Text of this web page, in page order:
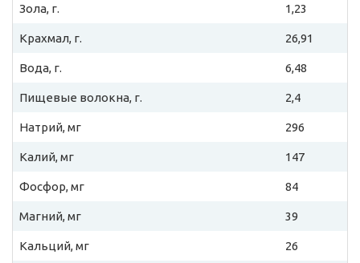
Зола, г. 1,23
Крахмал, г. 26,91
Вода, г. 6,48
Пищевые волокна, г. 2,4
Натрий, мг 296
Калий, мг 147
Фосфор, мг 84
Магний, мг 39
Кальций, мг 26